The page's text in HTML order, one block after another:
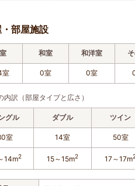
部屋施設
和室 和洋室
室 0室 0室
訳（部屋タイプと広さ）
グル ダブル ツイン
室 14室 50室
14m2 15～15m2 17～17m